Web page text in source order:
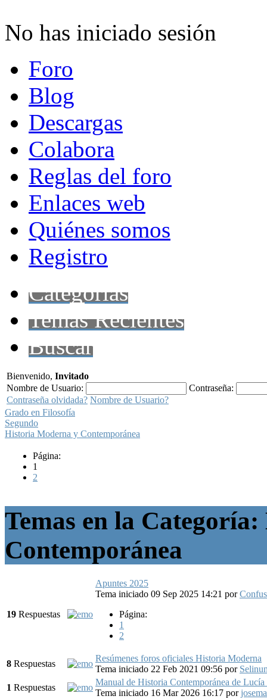
No has iniciado sesión
Foro
Blog
Descargas
Colabora
Reglas del foro
Enlaces web
Quiénes somos
Registro
Categorías
Temas Recientes
Buscar
Bienvenido, Invitado
Nombre de Usuario:
Contraseña:
Contraseña olvidada? Nombre de Usuario?
Grado en Filosofía
Segundo
Historia Moderna y Contemporánea
Página:
1
2
Temas en la
Contemporánea
19 Respuestas
Apuntes 2025
Tema iniciado 09 Sep 2025 14:21 por
Página:
1
2
8 Respuestas
Resúmenes foros oficiales Historia Moderna
Tema iniciado 22 Feb 2021 09:56 por
1 Respuestas
Manual de Historia Contemporánea de
Tema iniciado 16 Mar 2026 16:17 por